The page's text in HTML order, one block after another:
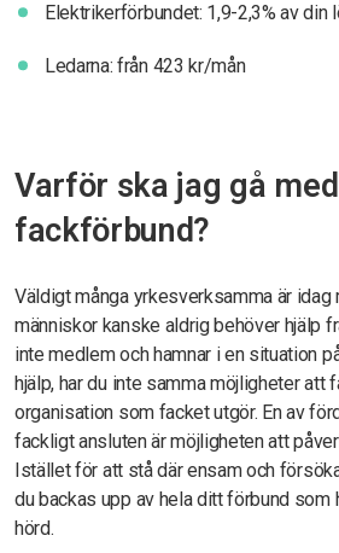
Elektrikerförbundet: 1,9-2,3% av din
Ledarna: från 423 kr/mån
Varför ska jag gå
fackförbund?
Väldigt många yrkesverksamma är idag
människor kanske aldrig behöver hjälp
inte medlem och hamnar i en situation
hjälp, har du inte samma möjligheter att
organisation som facket utgör. En av
fackligt ansluten är möjligheten att
Istället för att stå där ensam och
du backas upp av hela ditt förbund som
hörd.